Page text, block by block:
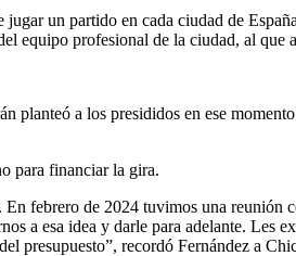
un partido en cada ciudad de
equipo profesional de la ciudad, al que
planteó a los presididos en ese
para financiar la gira.
febrero de 2024 tuvimos una reunión
a esa idea y darle para adelante. Les
presupuesto”, recordó Fernández a